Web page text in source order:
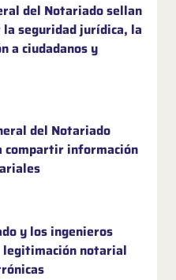
del Notariado sellan
seguridad jurídica, la
a ciudadanos y
del Notariado
compartir información
y los ingenieros
legitimación notarial